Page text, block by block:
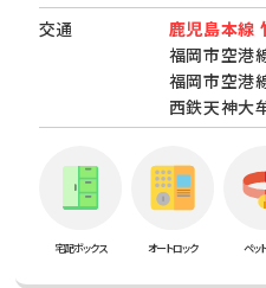
交通
鹿児島本線
福岡市空港
福岡市空港
西鉄天神大
宅配ボックス オートロック ペッ